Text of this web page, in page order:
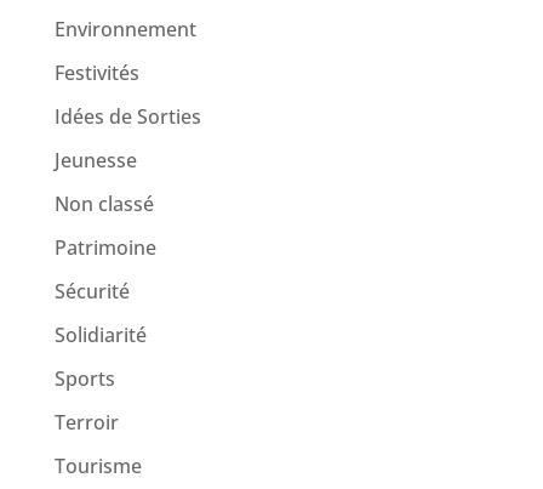
Environnement
Festivités
Idées de Sorties
Jeunesse
Non classé
Patrimoine
Sécurité
Solidiarité
Sports
Terroir
Tourisme